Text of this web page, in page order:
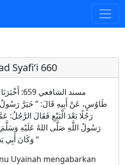
Syafi’i 660
مسند
طَاوُسٍ، عَنْ أَبِيهِ قَالَ: ” خَيَرَّ رَسُولُ
رَجُلًا بَعْدَ الْبَيْعِ فَقَالَ الرَّجُلُ:
رَسُولُ اللَّهِ صَلَّى اللهُ عَلَيْهِ
وَكَانَ أَبِي يَحْلِفُ: مَا الْخِيَارُ إِلَّا بَعْدَ الْبَيْعِ “
Uyainah mengabarkan